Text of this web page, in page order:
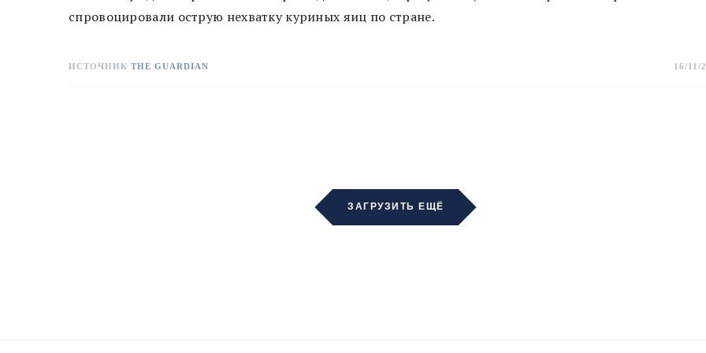
спровоцировали острую нехватку куриных яиц по стране.
ИСТОЧНИК THE GUARDIAN 16/11/
ЗАГРУЗИТЬ ЕЩЁ